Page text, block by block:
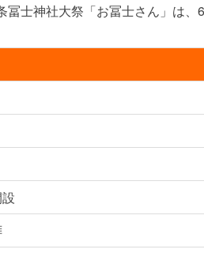
冨士神社大祭「お冨士さん」は、